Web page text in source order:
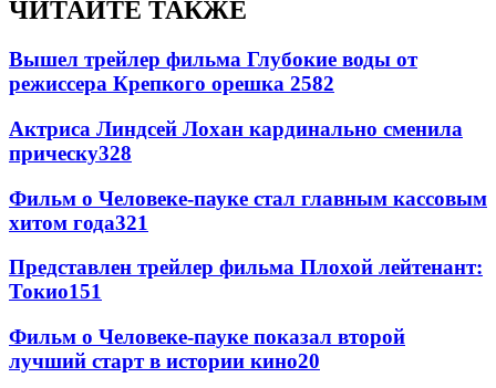
ЧИТАЙТЕ ТАКЖЕ
Вышел трейлер фильма Глубокие воды от
режиссера Крепкого орешка 2582
Актриса Линдсей Лохан кардинально сменила
прическу328
Фильм о Человеке-пауке стал главным кассовым
хитом года321
Представлен трейлер фильма Плохой лейтенант:
Токио151
Фильм о Человеке-пауке показал второй
лучший старт в истории кино20